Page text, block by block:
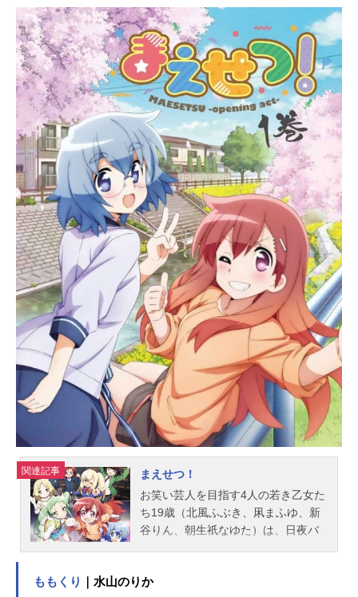
ず持ち歩いていた「帯」の付喪神だ
った……。ドSな美少女付喪神の桐葉
とともに、次々と起こる怪異事件に
立ち向かう「妖怪アクションコメデ
ィ」いざ、開幕！作品名つぐもも放
送形態TVアニメスケジュール2017年
4月2日（日）～2017年6月18日
（日）アニマックスほか話数全12話
キャスト加賀見かずや：三瓶由布子
桐葉：大空直美くくり：久保ユリカ
黒耀：松井恵理子近石ちさと：芝崎
典子皇すなお：大地葉虎鉄：大久保
瑠美加賀見かすみ：竹達彩奈加賀見
かなか：三石琴乃白峰しろう：國立
幸小山内おさむ：佐々木詩帆金山た
ぐり：M・A・Oナレーション：井上
喜久子スタッフ原作：浜田よしかづ
（双葉社「月刊アクション」連載）
監督・シリーズ構成：倉谷涼一キャ
ラクターデザイン・総作画監督：中
原清隆総作画監督：桜井正明色彩設
計：古川篤史美術設定：越智博之美
術監督：田尻健一（ムクオスタジ
オ）音楽：高梨康治音楽制作：ポニ
ーキャニオン音響監督：郷文裕貴音
響制作...
関連記事
まえせつ！
お笑い芸人を目指す4人の若き乙女た
ち19歳（北風ふぶき、凩まふゆ、新
谷りん、朝生祇なゆた）は、日夜バ
んなを幸せに！ みんなの幸せで私
ももくり ｜水山のりか